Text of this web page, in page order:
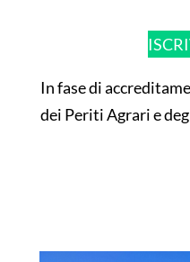
In fase di
dei Periti Agrari e